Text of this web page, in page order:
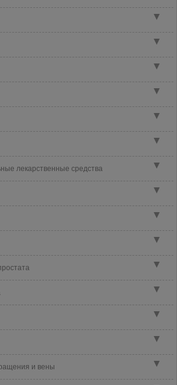
▼
▼
▼
▼
▼
▼
▼
лекарственные средства
▼
▼
▼
▼
▼
▼
▼
▼
и вены